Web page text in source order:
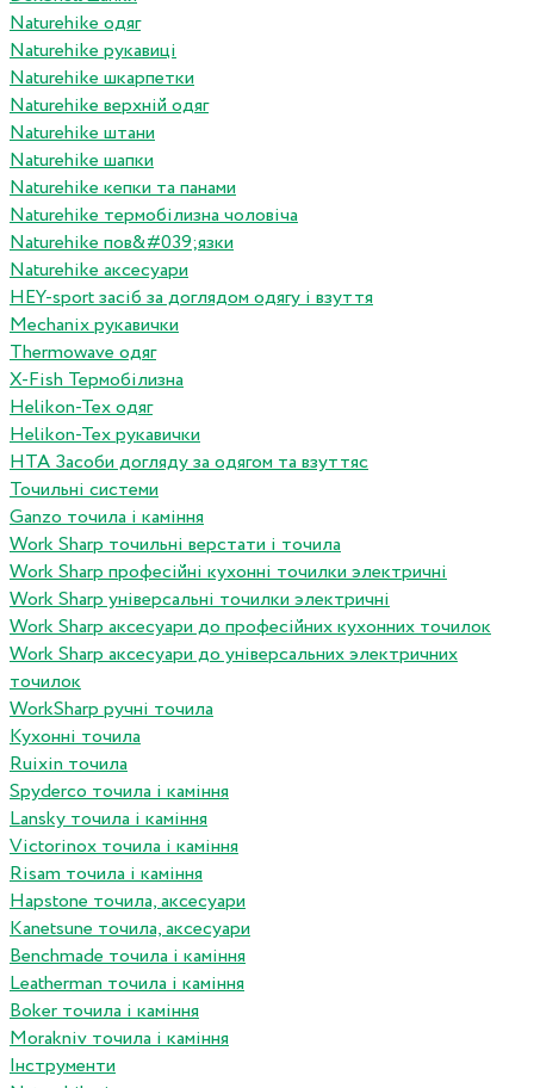
Naturehike одяг
Naturehike рукавиці
Naturehike шкарпетки
Naturehike верхній одяг
Naturehike штани
Naturehike шапки
Naturehike кепки та панами
Naturehike термобілизна чоловіча
Naturehike пов&#039;язки
Naturehike аксесуари
HEY-sport засіб за доглядом одягу і взуття
Mechanix рукавички
Thermowave одяг
X-Fish Термобілизна
Helikon-Tex одяг
Helikon-Tex рукавички
HTA Засоби догляду за одягом та взуттяс
Точильні системи
Ganzo точила і каміння
Work Sharp точильні верстати і точила
Work Sharp професiйнi кухоннi точилки электричнi
Work Sharp унiверсальнi точилки электричнi
Work Sharp аксесуари до професiйних кухонних точилок
Work Sharp аксесуари до унiверсальних электричних
точилок
WorkSharp ручні точила
Кухонні точила
Ruixin точила
Spyderco точила і каміння
Lansky точила і каміння
Victorinox точила і каміння
Risam точила і каміння
Hapstone точила, аксесуари
Kanetsune точила, аксесуари
Benchmade точила і каміння
Leatherman точила і каміння
Boker точила і каміння
Morakniv точила і каміння
Інструменти